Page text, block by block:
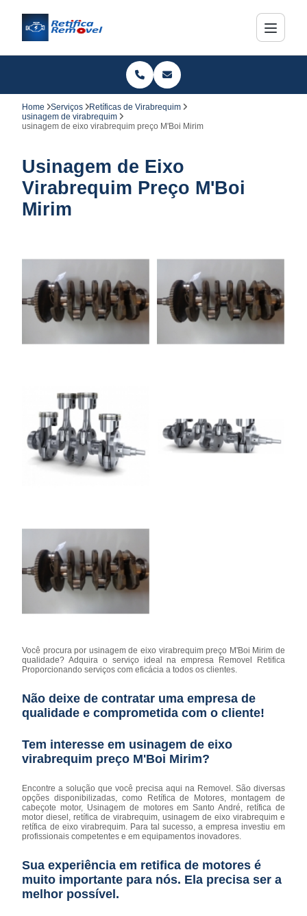
Home Serviços
Retíficas de Virabrequim
usinagem de virabrequim
usinagem de eixo virabrequim preço M'Boi Mirim
Usinagem de Eixo
Virabrequim Preço M'Boi
Mirim
Você procura por usinagem de eixo virabrequim preço M'Boi Mirim de
qualidade? Adquira o serviço ideal na empresa Removel Retifica
Proporcionando serviços com eficácia a todos os clientes.
Não deixe de contratar uma empresa de
qualidade e comprometida com o cliente!
Tem interesse em usinagem de eixo
virabrequim preço M'Boi Mirim?
Encontre a solução que você precisa aqui na Removel. São diversas
opções disponibilizadas, como Retífica de Motores, montagem de
cabeçote motor, Usinagem de motores em Santo André, retífica de
motor diesel, retífica de virabrequim, usinagem de eixo virabrequim e
retífica de eixo virabrequim. Para tal sucesso, a empresa investiu em
profissionais competentes e em equipamentos inovadores.
Sua experiência em retifica de motores é
muito importante para nós. Ela precisa ser a
melhor possível.